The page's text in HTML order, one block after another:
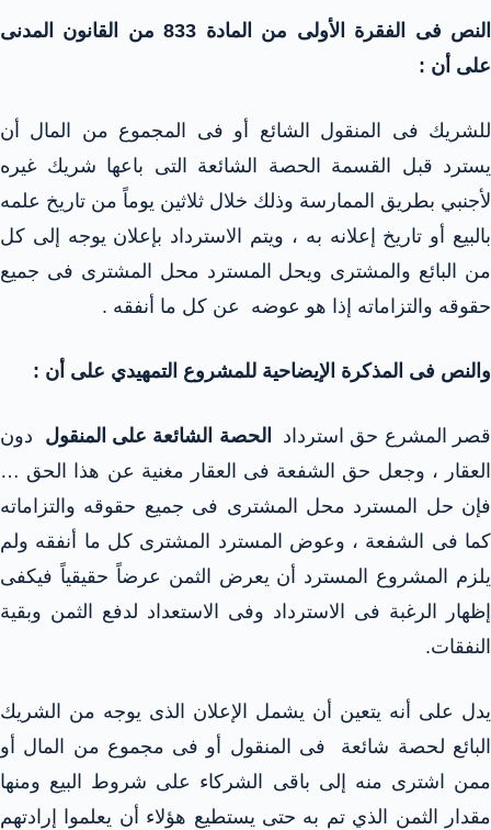
النص فى الفقرة الأولى من المادة 833 من القانون المدنى
على أن :
للشريك فى المنقول الشائع أو فى المجموع من المال أن
يسترد قبل القسمة الحصة الشائعة التى باعها شريك غيره
لأجنبي بطريق الممارسة وذلك خلال ثلاثين يوماً من تاريخ علمه
بالبيع أو تاريخ إعلانه به ، ويتم الاسترداد بإعلان يوجه إلى كل
من البائع والمشترى ويحل المسترد محل المشترى فى جميع
حقوقه والتزاماته إذا هو عوضه عن كل ما أنفقه .
والنص فى المذكرة الإيضاحية للمشروع التمهيدي على أن :
قصر المشرع حق استرداد الحصة الشائعة على المنقول
دون
العقار ، وجعل حق الشفعة فى العقار مغنية عن هذا الحق …
فإن حل المسترد محل المشترى فى جميع حقوقه والتزاماته
كما فى الشفعة ، وعوض المسترد المشترى كل ما أنفقه ولم
يلزم المشروع المسترد أن يعرض الثمن عرضاً حقيقياً فيكفى
إظهار الرغبة فى الاسترداد وفى الاستعداد لدفع الثمن وبقية
النفقات.
يدل على أنه يتعين أن يشمل الإعلان الذى يوجه من الشريك
البائع لحصة شائعة فى المنقول أو فى مجموع من المال أو
ممن اشترى منه إلى باقى الشركاء على شروط البيع ومنها
مقدار الثمن الذي تم به حتى يستطيع هؤلاء أن يعلموا إرادتهم